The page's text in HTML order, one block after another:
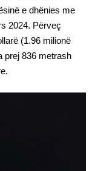
e dhënies me
2024. Përveç
(1.96 milionë
prej 836 metrash